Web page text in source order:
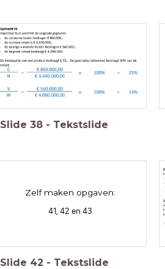
Slide 38 - Tekstslide
Zelf maken opgaven:
41, 42 en 43
Slide 42 - Tekstslide